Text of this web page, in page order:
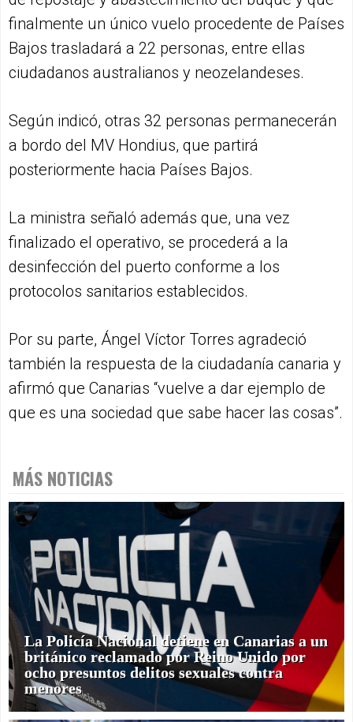
finalmente un único vuelo procedente de Países
Bajos trasladará a 22 personas, entre ellas
ciudadanos australianos y neozelandeses.
Según indicó, otras 32 personas permanecerán
a bordo del MV Hondius, que partirá
posteriormente hacia Países Bajos.
La ministra señaló además que, una vez
finalizado el operativo, se procederá a la
desinfección del puerto conforme a los
protocolos sanitarios establecidos.
Por su parte, Ángel Víctor Torres agradeció
también la respuesta de la ciudadanía canaria y
afirmó que Canarias “vuelve a dar ejemplo de
que es una sociedad que sabe hacer las cosas”.
MÁS NOTICIAS
La Policía Nacional detiene en Canarias a un
británico reclamado por Reino Unido por
ocho presuntos delitos sexuales contra
menores